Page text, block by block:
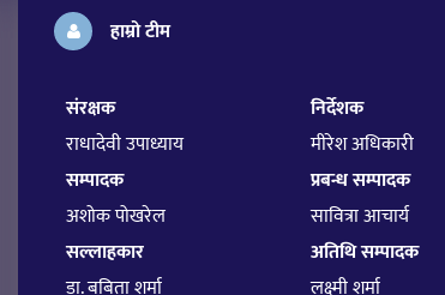
हाम्रो टीम
संरक्षक
राधादेवी उपाध्याय
सम्पादक
अशोक पोखरेल
सल्लाहकार
निर्देशक
मीरेश अधिकारी
प्रबन्ध सम्पादक
सावित्रा आचार्य
अतिथि सम्पादक